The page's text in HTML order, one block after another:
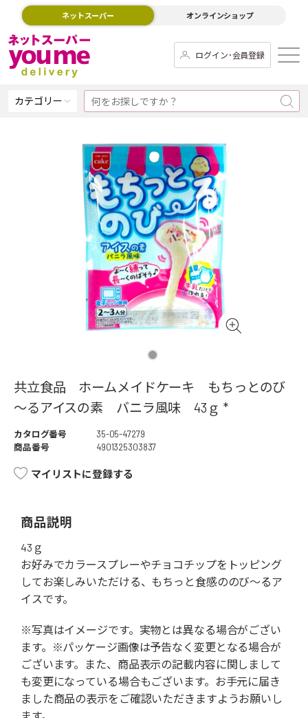
ネットスーパー オンラインショップ
ログイン･会員登録
カテゴリー
共立食品 ホームメイドケーキ もちっとのび
～るアイスの素 バニラ風味 43ｇ *
カタログ番号
35-05-47279
商品番号
4901325303837
マイリストに登録する
商品説明
43ｇ
お好みでカラースプレーやチョコチップをトッピング
してお楽しみいただける、もちっと食感ののび～るア
イスです。
※写真はイメージです。実物とは異なる場合がござい
ます。※パッケージ画像は予告なく変更となる場合が
ございます。また、商品表示の記載内容に関しまして
も変更になっている場合もございます。お手元に届き
ました商品の表示をご確認いただきますようお願いし